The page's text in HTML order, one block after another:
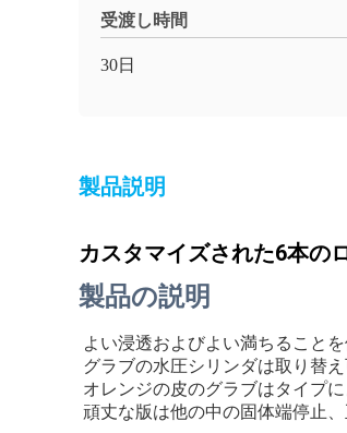
受渡し時間
30日
製品説明
カスタマイズされた6本の
製品の説明
よい浸透およびよい満ちること
グラブの水圧シリンダは取り替
オレンジの皮のグラブはタイプ
頑丈な版は他の中の固体端停止